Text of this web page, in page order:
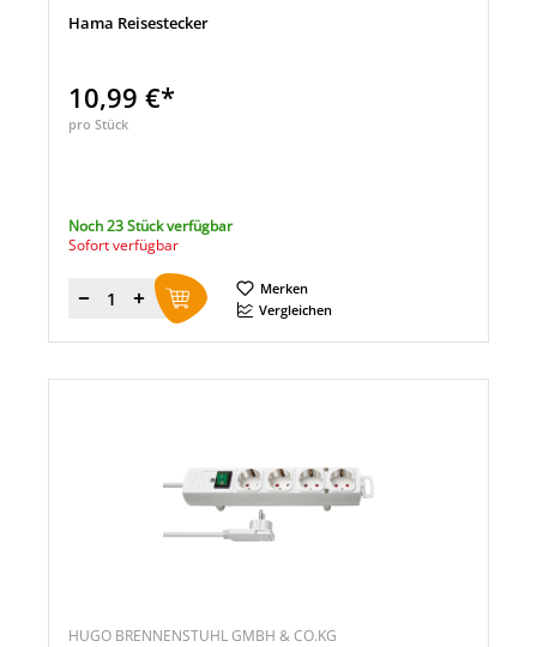
Hama Reisestecker
10,99 €*
pro Stück
Noch 23 Stück verfügbar
Sofort verfügbar
Menge
Merken
Vergleichen
HUGO BRENNENSTUHL GMBH & CO.KG